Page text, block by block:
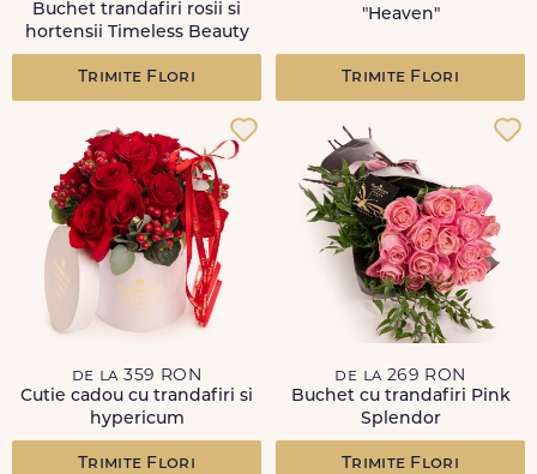
Buchet trandafiri rosii si
hortensii Timeless Beauty
Trimite Flori
"Heaven"
Trimite Flori
de la 359 RON
Cutie cadou cu trandafiri si
hypericum
Trimite Flori
de la 269 RON
Buchet cu trandafiri Pink
Splendor
Trimite Flori